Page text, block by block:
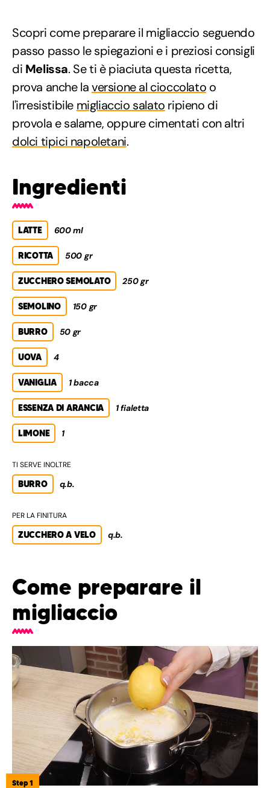
Scopri come preparare il migliaccio seguendo
passo passo le spiegazioni e i preziosi consigli
di Melissa. Se ti è piaciuta questa ricetta,
prova anche laversione al cioccolato o
l'irresistibile migliaccio salato ripieno di
provola e salame, oppure cimentati con altri
dolci tipici napoletani.
Ingredienti
LATTE 600 ml
RICOTTA 500 gr
ZUCCHERO SEMOLATO 250 gr
SEMOLINO 150 gr
BURRO 50 gr
UOVA 4
VANIGLIA 1 bacca
ESSENZA DI ARANCIA 1 fialetta
LIMONE 1
TI SERVE INOLTRE
BURRO q.b.
PER LA FINITURA
ZUCCHERO A VELO q.b.
Come preparare il
migliaccio
Step 1